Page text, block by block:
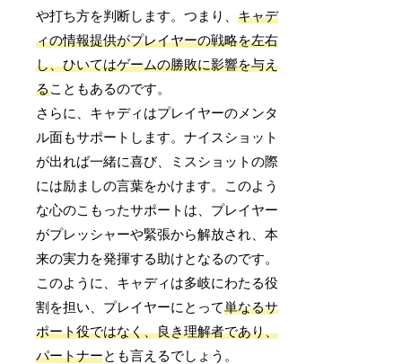
や打ち方を判断します。つまり、キャデ
ィの情報提供がプレイヤーの戦略を左右
し、ひいてはゲームの勝敗に影響を与え
ることもあるのです。
さらに、キャディはプレイヤーのメンタ
ル面もサポートします。ナイスショット
が出れば一緒に喜び、ミスショットの際
には励ましの言葉をかけます。このよう
な心のこもったサポートは、プレイヤー
がプレッシャーや緊張から解放され、本
来の実力を発揮する助けとなるのです。
このように、キャディは多岐にわたる役
割を担い、プレイヤーにとって単なるサ
ポート役ではなく、良き理解者であり、
パートナーとも言えるでしょう。